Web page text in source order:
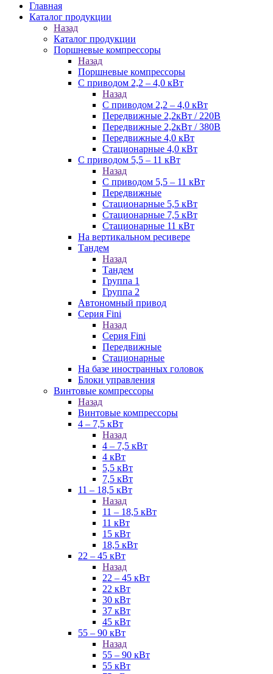
Главная
Каталог продукции
Назад
Каталог продукции
Поршневые компрессоры
Назад
Поршневые компрессоры
С приводом 2,2 – 4,0 кВт
Назад
С приводом 2,2 – 4,0 кВт
Передвижные 2,2кВт / 220В
Передвижные 2,2кВт / 380В
Передвижные 4,0 кВт
Стационарные 4,0 кВт
С приводом 5,5 – 11 кВт
Назад
С приводом 5,5 – 11 кВт
Передвижные
Стационарные 5,5 кВт
Стационарные 7,5 кВт
Стационарные 11 кВт
На вертикальном ресивере
Тандем
Назад
Тандем
Группа 1
Группа 2
Автономный привод
Серия Fini
Назад
Серия Fini
Передвижные
Стационарные
На базе иностранных головок
Блоки управления
Винтовые компрессоры
Назад
Винтовые компрессоры
4 – 7,5 кВт
Назад
4 – 7,5 кВт
4 кВт
5,5 кВт
7,5 кВт
11 – 18,5 кВт
Назад
11 – 18,5 кВт
11 кВт
15 кВт
18,5 кВт
22 – 45 кВт
Назад
22 – 45 кВт
22 кВт
30 кВт
37 кВт
45 кВт
55 – 90 кВт
Назад
55 – 90 кВт
55 кВт